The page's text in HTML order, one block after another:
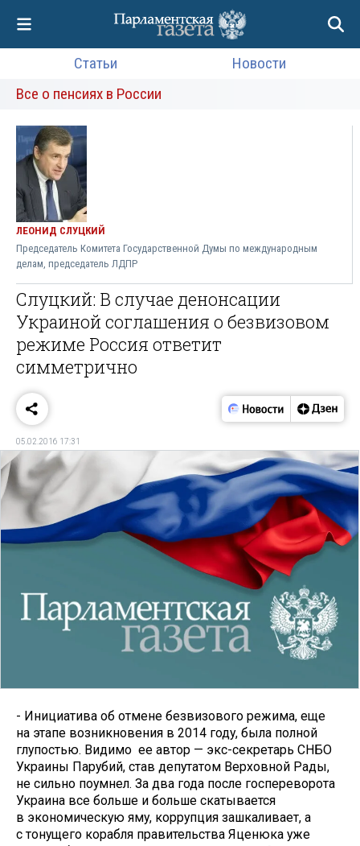
Статьи
Новости
Все о пенсиях в России
ЛЕОНИД СЛУЦКИЙ
Председатель Комитета Государственной Думы по международным
делам, председатель ЛДПР
Слуцкий: В случае денонсации
Украиной соглашения о безвизовом
режиме Россия ответит
симметрично
05.02.2016 17:31
- Инициатива об отмене безвизового режима, еще
на этапе возникновения в 2014 году, была полной
глупостью. Видимо ее автор — экс-секретарь СНБО
Украины Парубий, став депутатом Верховной Рады,
не сильно поумнел. За два года после госпереворота
Украина все больше и больше скатывается
в экономическую яму, коррупция зашкаливает, а
с тонущего корабля правительства Яценюка уже